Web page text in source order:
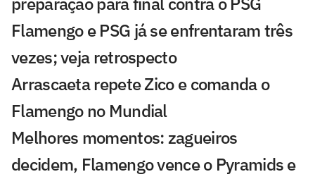
Flamengo e PSG já se enfrentaram três
vezes; veja retrospecto
Arrascaeta repete Zico e comanda o
Flamengo no Mundial
Melhores momentos: zagueiros
decidem, Flamengo vence o Pyramids e